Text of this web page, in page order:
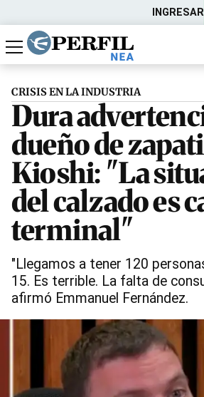
INGRESAR
Política
Economía
Actualidad
CRISIS EN LA INDUSTRIA
Dura
dueño de
Kioshi: "La
del calzado es
terminal"
"Llegamos a tener 120
15. Es terrible. La falta de
afirmó Emmanuel Fernández.